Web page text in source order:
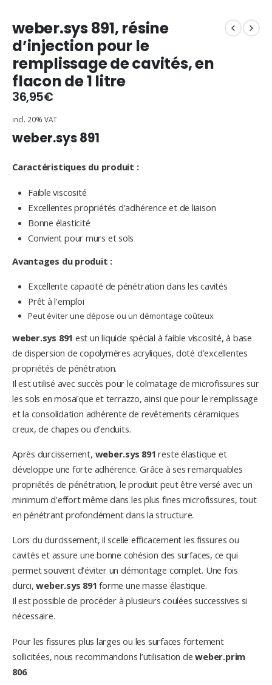
weber.sys 891, résine
d’injection pour le
remplissage de cavités, en
flacon de 1 litre
36,95€
incl. 20% VAT
weber.sys 891
Caractéristiques du produit :
Faible viscosité
Excellentes propriétés d’adhérence et de liaison
Bonne élasticité
Convient pour murs et sols
Avantages du produit :
Excellente capacité de pénétration dans les cavités
Prêt à l’emploi
Peut éviter une dépose ou un démontage coûteux
weber.sys 891 est un liquide spécial à faible viscosité, à base
de dispersion de copolymères acryliques, doté d’excellentes
propriétés de pénétration.
Il est utilisé avec succès pour le colmatage de microfissures sur
les sols en mosaïque et terrazzo, ainsi que pour le remplissage
et la consolidation adhérente de revêtements céramiques
creux, de chapes ou d’enduits.
Après durcissement, weber.sys 891 reste élastique et
développe une forte adhérence. Grâce à ses remarquables
propriétés de pénétration, le produit peut être versé avec un
minimum d’effort même dans les plus fines microfissures, tout
en pénétrant profondément dans la structure.
Lors du durcissement, il scelle efficacement les fissures ou
cavités et assure une bonne cohésion des surfaces, ce qui
permet souvent d’éviter un démontage complet. Une fois
durci,weber.sys 891 forme une masse élastique.
Il est possible de procéder à plusieurs coulées successives si
nécessaire.
Pour les fissures plus larges ou les surfaces fortement
sollicitées, nous recommandons l’utilisation deweber.prim
806.